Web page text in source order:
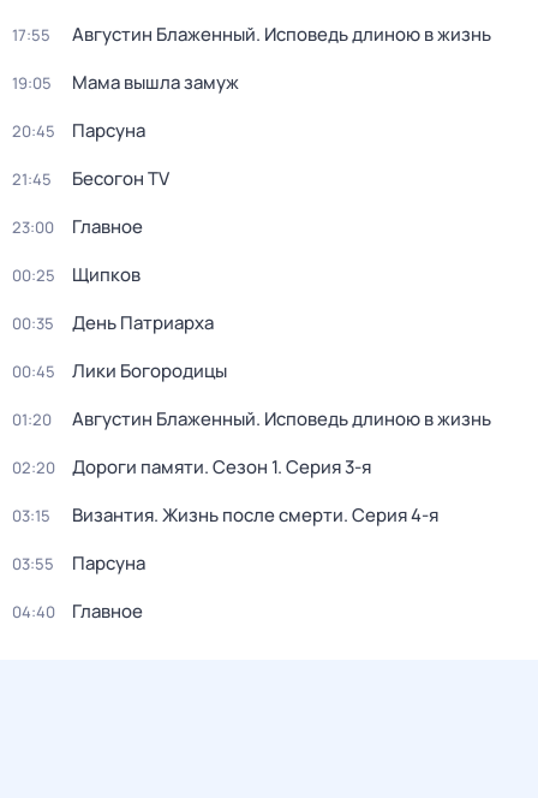
17:55 Августин Блаженный. Исповедь длиною в жизнь
19:05 Мама вышла замуж
20:45 Парcyна
21:45 Бесогон TV
23:00 Главное
00:25 Щипков
00:35 День Патриарха
00:45 Лики Богородицы
01:20 Августин Блаженный. Исповедь длиною в жизнь
02:20 Дороги памяти. Сезон 1. Серия 3-я
03:15 Византия. Жизнь после смерти. Серия 4-я
03:55 Парcyна
04:40 Главное